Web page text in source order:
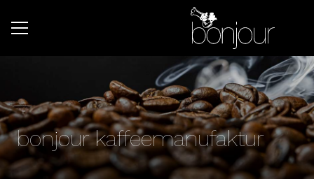
bonjour kaffeemanufaktur